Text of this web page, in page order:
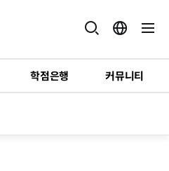
학점은행 커뮤니티